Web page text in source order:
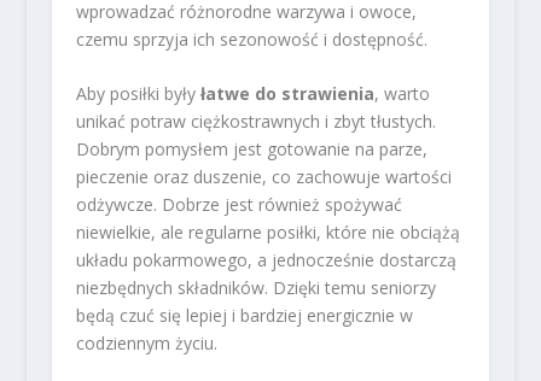
wprowadzać różnorodne warzywa i owoce,
czemu sprzyja ich sezonowość i dostępność.
Aby posiłki były łatwe do strawienia, warto
unikać potraw ciężkostrawnych i zbyt tłustych.
Dobrym pomysłem jest gotowanie na parze,
pieczenie oraz duszenie, co zachowuje wartości
odżywcze. Dobrze jest również spożywać
niewielkie, ale regularne posiłki, które nie obciążą
układu pokarmowego, a jednocześnie dostarczą
niezbędnych składników. Dzięki temu seniorzy
będą czuć się lepiej i bardziej energicznie w
codziennym życiu.